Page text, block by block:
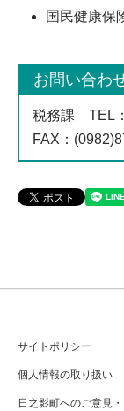
国民健康保
お問い合わ
税務課 TEL
FAX ：
サイトポリシー
個人情報の取り扱い
日之影町へのご意見